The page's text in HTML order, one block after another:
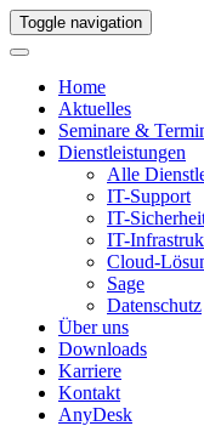
Toggle navigation
Home
Aktuelles
Seminare &
Dienstleistungen
Alle
IT-Support
IT-
IT-
Cloud-
Sage
Datenschutz
Über uns
Downloads
Karriere
Kontakt
AnyDesk